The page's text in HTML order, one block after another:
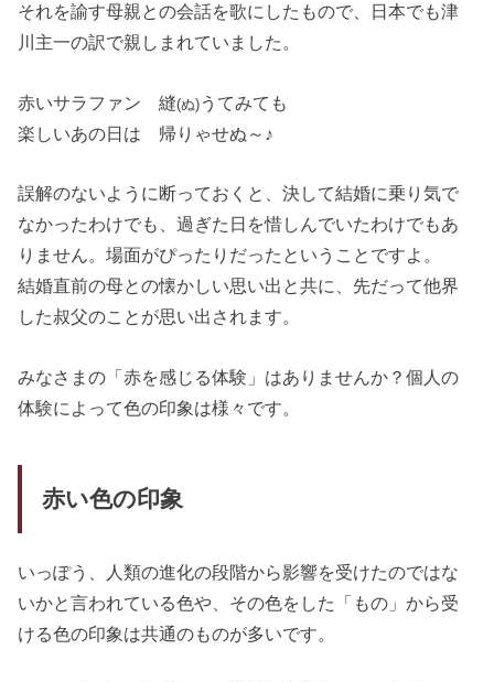
それを諭す母親との会話を歌にしたもので、日本でも津
川主一の訳で親しまれていました。
赤いサラファン 縫(ぬ) うてみても
楽しいあの日は 帰りゃせぬ～♪
誤解のないように断っておくと、決して結婚に乗り気で
なかったわけでも、過ぎた日を惜しんでいたわけでもあ
りません。場面がぴったりだったということですよ。
結婚直前の母との懐かしい思い出と共に、先だって他界
した叔父のことが思い出されます。
みなさまの「赤を感じる体験」はありませんか？個人の
体験によって色の印象は様々です。
赤い色の印象
いっぽう、人類の進化の段階から影響を受けたのではな
いかと言われている色や、その色をした「もの」から受
ける色の印象は共通のものが多いです。